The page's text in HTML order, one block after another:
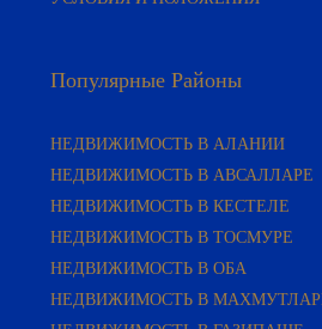
Популярные Районы
НЕДВИЖИМОСТЬ В АВСАЛЛАРЕ
НЕДВИЖИМОСТЬ В КЕСТЕЛЕ
НЕДВИЖИМОСТЬ В ТОСМУРЕ
НЕДВИЖИМОСТЬ В ОБА
НЕДВИЖИМОСТЬ В МАХМУТЛАРЕ
НЕДВИЖИМОСТЬ В ГАЗИПАШЕ